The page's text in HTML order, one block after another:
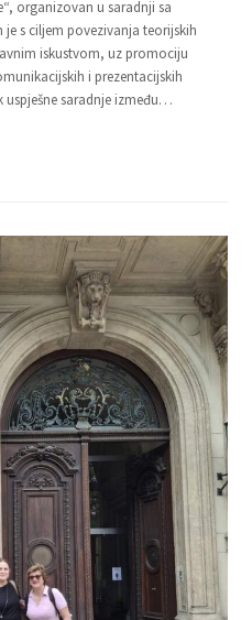
organizovan u saradnji sa
s ciljem povezivanja teorijskih
iskustvom, uz promociju
i prezentacijskih
uspješne saradnje između…